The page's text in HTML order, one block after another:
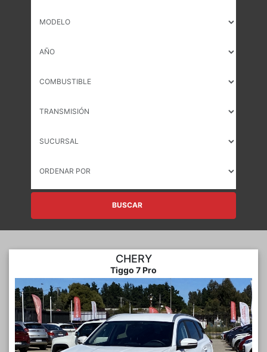
BUSCAR
CHERY
Tiggo 7 Pro